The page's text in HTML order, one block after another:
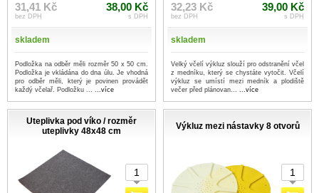
31,41 Kč
bez DPH
38,00 Kč
s DPH
skladem
Podložka na odběr měli rozměr 50 x 50 cm.
Podložka je vkládána do dna úlu. Je vhodná
pro odběr měli, který je povinen provádět
každý včelař. Podložku ... ...více
32,23 Kč
bez DPH
39,00 Kč
s DPH
skladem
Velký včelí výkluz slouží pro odstranění včel
z medníku, který se chystáte vytočit. Včelí
výkluz se umístí mezi medník a plodiště
večer před plánovan... ...více
Uteplivka pod víko / rozměr
uteplivky 48x48 cm
Výkluz mezi nástavky 8 otvorů